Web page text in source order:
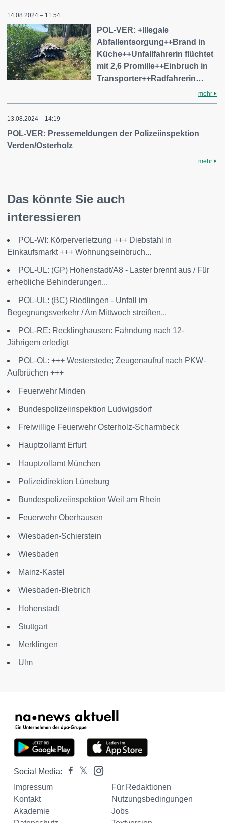
14.08.2024 – 11:54
POL-VER: +Illegale
Abfallentsorgung++Brand in
Küche++Unfallfahrerin flüchtet
mit 2,6 Promille++Einbruch in
Transporter++Radfahrerin…
mehr
13.08.2024 – 14:19
POL-VER: Pressemeldungen der Polizeiinspektion
Verden/Osterholz
mehr
Das könnte Sie auch
interessieren
POL-WI: Körperverletzung +++ Diebstahl in
Einkaufsmarkt +++ Wohnungseinbruch...
POL-UL: (GP) Hohenstadt/A8 - Laster brennt aus / Für
erhebliche Behinderungen...
POL-UL: (BC) Riedlingen - Unfall im
Begegnungsverkehr / Am Mittwoch streiften...
POL-RE: Recklinghausen: Fahndung nach 12-
Jährigem erledigt
POL-OL: +++ Westerstede; Zeugenaufruf nach PKW-
Aufbrüchen +++
Feuerwehr Minden
Bundespolizeiinspektion Ludwigsdorf
Freiwillige Feuerwehr Osterholz-Scharmbeck
Hauptzollamt Erfurt
Hauptzollamt München
Polizeidirektion Lüneburg
Bundespolizeiinspektion Weil am Rhein
Feuerwehr Oberhausen
Wiesbaden-Schierstein
Wiesbaden
Mainz-Kastel
Wiesbaden-Biebrich
Hohenstadt
Stuttgart
Merklingen
Ulm
Social Media:
Impressum
Für Redaktionen
Kontakt
Nutzungsbedingungen
Akademie
Jobs